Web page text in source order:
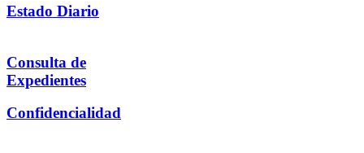
Estado Diario
Consulta de
Expedientes
Confidencialidad